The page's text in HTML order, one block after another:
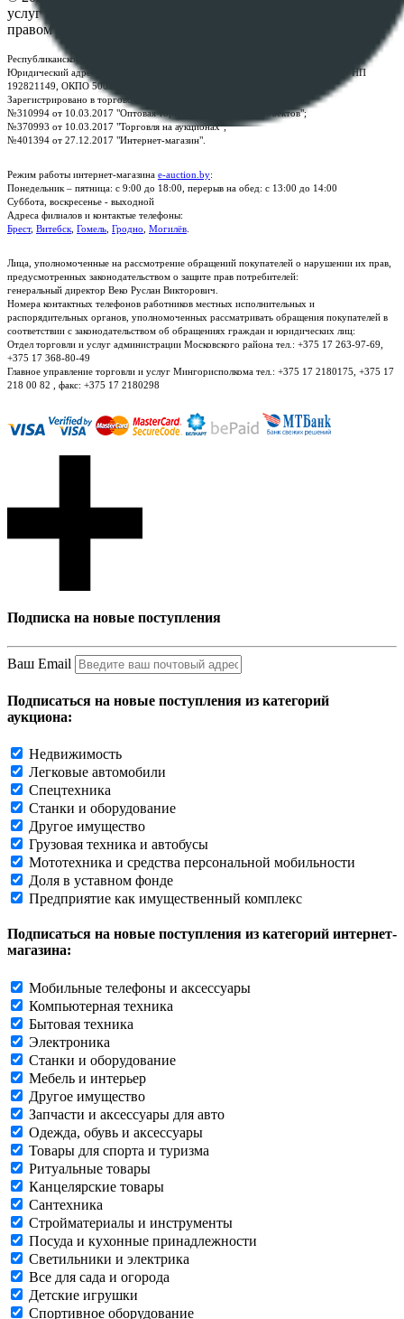
услуг "БелЮрОбеспечение" - Все права защищены авторским
правом
Республиканское унитарное предприятие по оказанию услуг "БелЮрОбеспечение"
Юридический адрес: г. Минск, пр-т. Дзержинского, 1Б, e-mail:
, УНП
192821149, ОКПО 500111895000
Зарегистрировано в торговом реестре Республики Беларусь:
№310994 от 10.03.2017 "Оптовая торговля без торговых объектов";
№370993 от 10.03.2017 "Торговля на аукционах";
№401394 от 27.12.2017 "Интернет-магазин".
Режим работы интернет-магазина e-auction.by:
Понедельник – пятница: с 9:00 до 18:00, перерыв на обед: с 13:00 до 14:00
Суббота, воскресенье - выходной
Адреса филиалов и контактые телефоны:
Брест, Витебск Гомель Гродно Могилёв
Лица, уполномоченные на рассмотрение обращений покупателей о нарушении их прав,
предусмотренных законодательством о защите прав потребителей:
генеральный директор Веко Руслан Викторович.
Номера контактных телефонов работников местных исполнительных и
распорядительных органов, уполномоченных рассматривать обращения покупателей в
соответствии с законодательством об обращениях граждан и юридических лиц:
Отдел торговли и услуг администрации Московского района тел.: +375 17 263-97-69,
+375 17 368-80-49
Главное управление торговли и услуг Мингорисполкома тел.: +375 17 2180175, +375 17
218 00 82 , факс: +375 17 2180298
Подписка на новые поступления
Ваш Email
Подписаться на новые поступления из категорий
аукциона:
Недвижимость
Легковые автомобили
Спецтехника
Станки и оборудование
Другое имущество
Грузовая техника и автобусы
Мототехника и средства персональной мобильности
Доля в уставном фонде
Предприятие как имущественный комплекс
Подписаться на новые поступления из категорий интернет-
магазина:
Мобильные телефоны и аксессуары
Компьютерная техника
Бытовая техника
Электроника
Станки и оборудование
Мебель и интерьер
Другое имущество
Запчасти и аксессуары для авто
Одежда, обувь и аксессуары
Товары для спорта и туризма
Ритуальные товары
Канцелярские товары
Сантехника
Стройматериалы и инструменты
Посуда и кухонные принадлежности
Светильники и электрика
Все для сада и огорода
Детские игрушки
Спортивное оборудование